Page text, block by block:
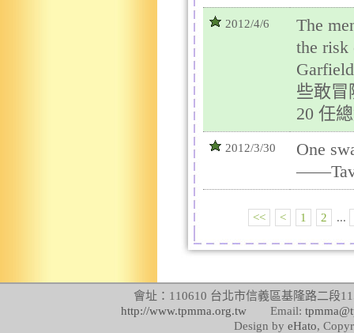
2012/4/6
The
the risk
些敢
20 任
2012/3/30
One
<< < 1 2 ...
會址：110610 台北市信義區基隆路二
http://www.tpmma.org.twEmail:
Design by eHato,